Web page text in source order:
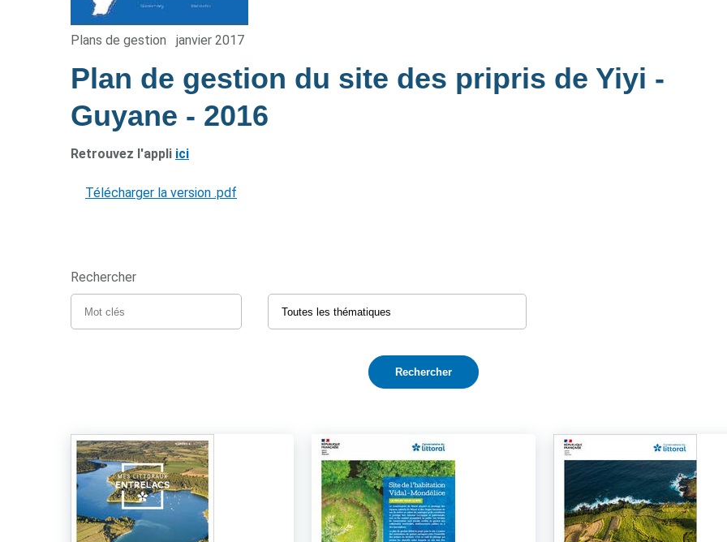
Plans de gestion janvier 2017
Plan de gestion du site des pripris de Yiyi -
Guyane - 2016
Retrouvez l'appli ici
Télécharger la version .pdf
Rechercher